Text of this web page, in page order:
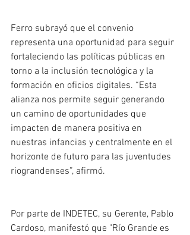
Ferro subrayó que el convenio
representa una oportunidad para seguir
fortaleciendo las políticas públicas en
torno a la inclusión tecnológica y la
formación en oficios digitales. “Esta
alianza nos permite seguir generando
un camino de oportunidades que
impacten de manera positiva en
nuestras infancias y centralmente en el
horizonte de futuro para las juventudes
riograndenses”, afirmó.
Por parte de INDETEC, su Gerente, Pablo
Cardoso, manifestó que "Río Grande es